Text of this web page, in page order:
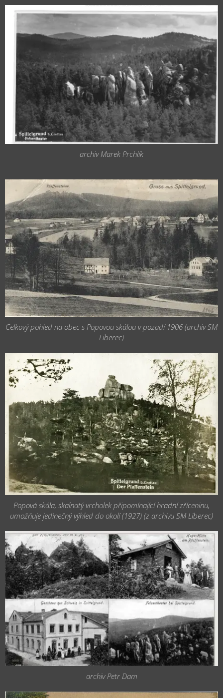
archiv Marek Prchlík
Celkový pohled na obec s Popovou skálou v pozadí 1906 (archiv SM
Liberec)
Popová skála, skalnatý vrcholek připomínající hradní zříceninu,
umožňuje jedinečný výhled do okolí (1927) (z archivu SM Liberec)
archiv Petr Dam